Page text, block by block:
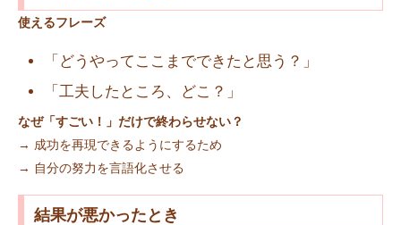
使えるフレーズ
「どうやってここまでできたと思う？」
「工夫したところ、どこ？」
なぜ「すごい！」だけで終わらせない？
→ 成功を再現できるようにするため
→ 自分の努力を言語化させる
結果が悪かったとき